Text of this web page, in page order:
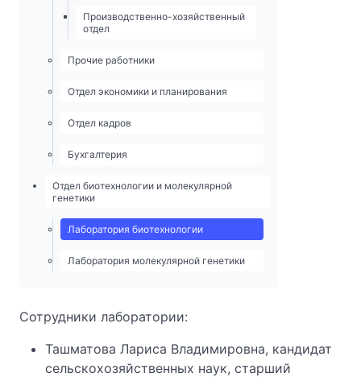
Производственно-хозяйственный
отдел
Прочие работники
Отдел экономики и планирования
Отдел кадров
Бухгалтерия
Отдел биотехнологии и молекулярной
генетики
Лаборатория биотехнологии
Лаборатория молекулярной генетики
Сотрудники лаборатории:
Ташматова Лариса Владимировна, кандидат
сельскохозяйственных наук, старший